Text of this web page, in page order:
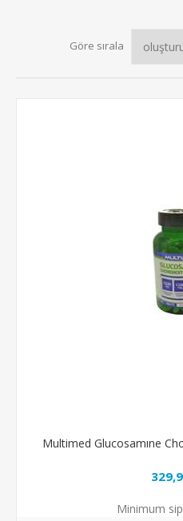
Göre sırala
Multimed Glucosamıne
Minimum